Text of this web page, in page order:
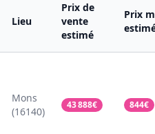
Lieu
Prix de
vente
estimé
Prix
Mons
(16140)
43 888€ 844€